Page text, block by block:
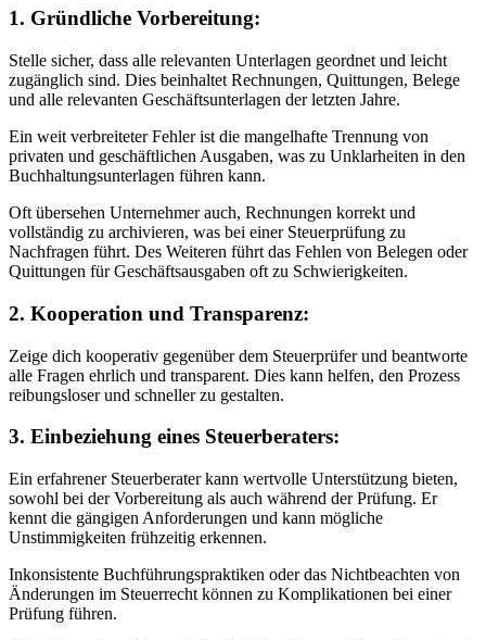
1. Gründliche Vorbereitung:
Stelle sicher, dass alle relevanten Unterlagen geordnet und leicht
zugänglich sind. Dies beinhaltet Rechnungen, Quittungen, Belege
und alle relevanten Geschäftsunterlagen der letzten Jahre.
Ein weit verbreiteter Fehler ist die mangelhafte Trennung von
privaten und geschäftlichen Ausgaben, was zu Unklarheiten in den
Buchhaltungsunterlagen führen kann.
Oft übersehen Unternehmer auch, Rechnungen korrekt und
vollständig zu archivieren, was bei einer Steuerprüfung zu
Nachfragen führt. Des Weiteren führt das Fehlen von Belegen oder
Quittungen für Geschäftsausgaben oft zu Schwierigkeiten.
2. Kooperation und Transparenz:
Zeige dich kooperativ gegenüber dem Steuerprüfer und beantworte
alle Fragen ehrlich und transparent. Dies kann helfen, den Prozess
reibungsloser und schneller zu gestalten.
3. Einbeziehung eines Steuerberaters:
Ein erfahrener Steuerberater kann wertvolle Unterstützung bieten,
sowohl bei der Vorbereitung als auch während der Prüfung. Er
kennt die gängigen Anforderungen und kann mögliche
Unstimmigkeiten frühzeitig erkennen.
Inkonsistente Buchführungspraktiken oder das Nichtbeachten von
Änderungen im Steuerrecht können zu Komplikationen bei einer
Prüfung führen.